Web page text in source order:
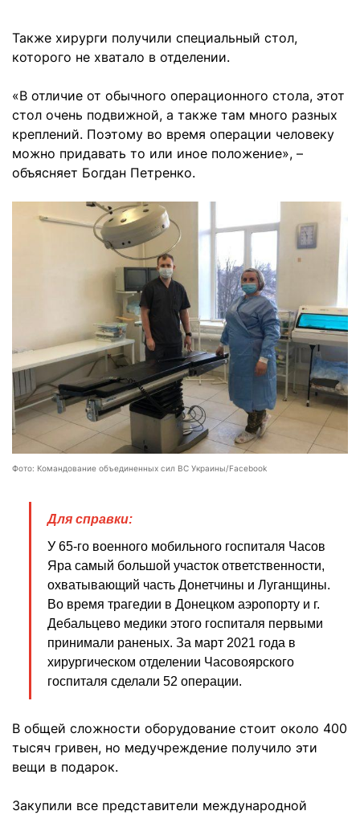
Также хирурги получили специальный стол,
которого не хватало в отделении.
«В отличие от обычного операционного стола, этот
стол очень подвижной, а также там много разных
креплений. Поэтому во время операции человеку
можно придавать то или иное положение», –
объясняет Богдан Петренко.
Фото: Командование объединенных сил ВС Украины/Facebook
Для справки:
У 65-го военного мобильного госпиталя Часов
Яра самый большой участок ответственности,
охватывающий часть Донетчины и Луганщины.
Во время трагедии в Донецком аэропорту и г.
Дебальцево медики этого госпиталя первыми
принимали раненых. За март 2021 года в
хирургическом отделении Часовоярского
госпиталя сделали 52 операции.
В общей сложности оборудование стоит около 400
тысяч гривен, но медучреждение получило эти
вещи в подарок.
Закупили все представители международной